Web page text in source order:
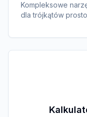
Kompleksowe
dla trójkątów